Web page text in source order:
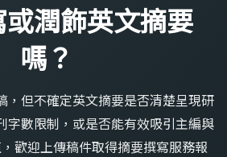
潤飾英文摘要
嗎？
，但不確定英文摘要是否清楚呈現研
字數限制，或是否能有效吸引主編與
歡迎上傳稿件取得摘要撰寫服務報